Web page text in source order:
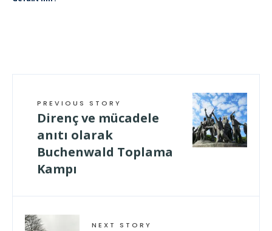
PREVIOUS STORY
Direnç ve mücadele
anıtı olarak
Buchenwald Toplama
Kampı
NEXT STORY